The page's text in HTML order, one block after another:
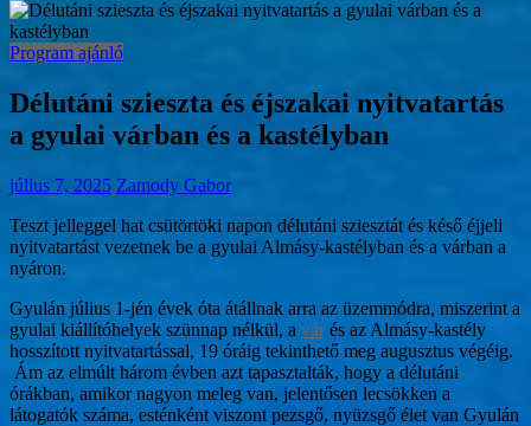
Program ajánló
Délutáni szieszta és éjszakai nyitvatartás
a gyulai várban és a kastélyban
július 7, 2025 Zamody Gabor
Teszt jelleggel hat csütörtöki napon délutáni sziesztát és késő éjjeli
nyitvatartást vezetnek be a gyulai Almásy-kastélyban és a várban a
nyáron.
Gyulán július 1-jén évek óta átállnak arra az üzemmódra, miszerint a
gyulai kiállítóhelyek szünnap nélkül, a vár és az Almásy-kastély
hosszított nyitvatartással, 19 óráig tekinthető meg augusztus végéig.
Ám az elmúlt három évben azt tapasztalták, hogy a délutáni
órákban, amikor nagyon meleg van, jelentősen lecsökken a
látogatók száma, esténként viszont pezsgő, nyüzsgő élet van Gyulán